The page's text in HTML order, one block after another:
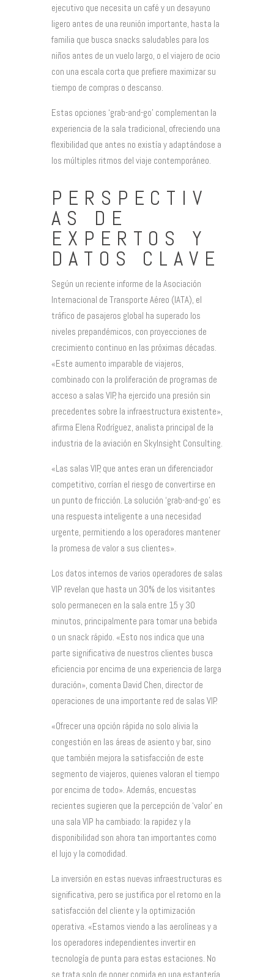
ejecutivo que necesita un café y un desayuno
ligero antes de una reunión importante, hasta la
familia que busca snacks saludables para los
niños antes de un vuelo largo, o el viajero de ocio
con una escala corta que prefiere maximizar su
tiempo de compras o descanso.
Estas opciones ‘grab-and-go’ complementan la
experiencia de la sala tradicional, ofreciendo una
flexibilidad que antes no existía y adaptándose a
los múltiples ritmos del viaje contemporáneo.
PERSPECTIV
AS DE
EXPERTOS Y
DATOS CLAVE
Según un reciente informe de la Asociación
Internacional de Transporte Aéreo (IATA), el
tráfico de pasajeros global ha superado los
niveles prepandémicos, con proyecciones de
crecimiento continuo en las próximas décadas.
«Este aumento imparable de viajeros,
combinado con la proliferación de programas de
acceso a salas VIP, ha ejercido una presión sin
precedentes sobre la infraestructura existente»,
afirma Elena Rodríguez, analista principal de la
industria de la aviación en SkyInsight Consulting.
«Las salas VIP, que antes eran un diferenciador
competitivo, corrían el riesgo de convertirse en
un punto de fricción. La solución ‘grab-and-go’ es
una respuesta inteligente a una necesidad
urgente, permitiendo a los operadores mantener
la promesa de valor a sus clientes».
Los datos internos de varios operadores de salas
VIP revelan que hasta un 30% de los visitantes
solo permanecen en la sala entre 15 y 30
minutos, principalmente para tomar una bebida
o un snack rápido. «Esto nos indica que una
parte significativa de nuestros clientes busca
eficiencia por encima de una experiencia de larga
duración», comenta David Chen, director de
operaciones de una importante red de salas VIP.
«Ofrecer una opción rápida no solo alivia la
congestión en las áreas de asiento y bar, sino
que también mejora la satisfacción de este
segmento de viajeros, quienes valoran el tiempo
por encima de todo». Además, encuestas
recientes sugieren que la percepción de ‘valor’ en
una sala VIP ha cambiado: la rapidez y la
disponibilidad son ahora tan importantes como
el lujo y la comodidad.
La inversión en estas nuevas infraestructuras es
significativa, pero se justifica por el retorno en la
satisfacción del cliente y la optimización
operativa. «Estamos viendo a las aerolíneas y a
los operadores independientes invertir en
tecnología de punta para estas estaciones. No
se trata solo de poner comida en una estantería,